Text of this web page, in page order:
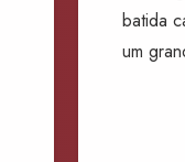
batida
um